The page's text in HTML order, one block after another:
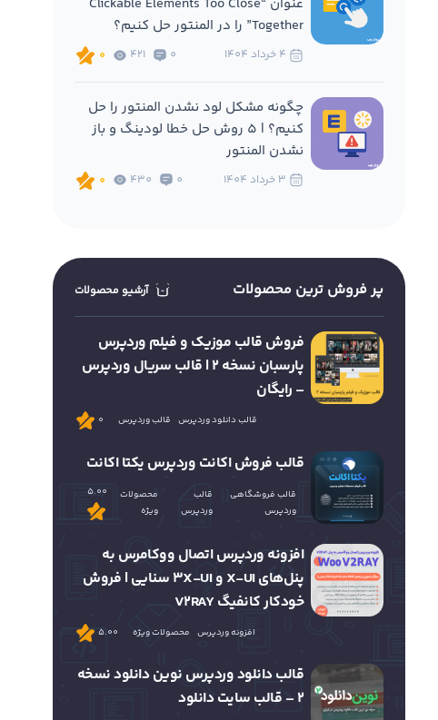
عنوان “Clickable Elements Too Close
Together” را در المنتور حل کنیم؟
0
421
0
چگونه مشکل لود نشدن المنتور را حل
کنیم؟ | 5 روش حل خطا لودینگ و باز
نشدن المنتور
0
430
0
پر فروش ترین محصولات آرشیو محصولات
فروش قالب موزیک و فیلم وردپرس
پارسبان نسخه 2 | قالب سریال وردپرس
– رایگان
قالب دانلود وردپرس قالب وردپرس 0
قالب فروش اکانت وردپرس یکتا اکانت
قالب فروشگاهی
وردپرس
قالب
وردپرس
محصولات
ویژه
5.00
افزونه وردپرس اتصال ووکامرس به
پنل‌های X-UI و 3X-UI سنایی | فروش
خودکار کانفیگ V2RAY
افزونه وردپرس محصولات ویژه 5.00
قالب دانلود وردپرس نوین دانلود نسخه
2 – قالب سایت دانلود